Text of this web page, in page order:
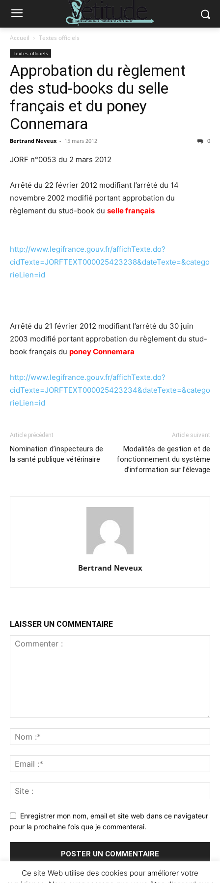
Accueil Textes officiels
Textes officiels
Approbation du règlement
des stud-books du selle
français et du poney
Connemara
Bertrand Neveux - 15 mars 2012 0
JORF n°0053 du 2 mars 2012
Arrêté du 22 février 2012 modifiant l’arrêté du 14
novembre 2002 modifié portant approbation du
règlement du stud-book du selle français
http://www.legifrance.gouv.fr/affichTexte.do?
cidTexte=JORFTEXT000025423238&dateTexte=&catego
rieLien=id
Arrêté du 21 février 2012 modifiant l’arrêté du 30 juin
2003 modifié portant approbation du règlement du stud-
book français du poney Connemara
http://www.legifrance.gouv.fr/affichTexte.do?
cidTexte=JORFTEXT000025423234&dateTexte=&catego
rieLien=id
Article précédent
Nomination d’inspecteurs de
la santé publique vétérinaire
Article suivant
Modalités de gestion et de
fonctionnement du système
d’information sur l’élevage
Bertrand Neveux
LAISSER UN COMMENTAIRE
Enregistrer mon nom, email et site web dans ce navigateur
pour la prochaine fois que je commenterai.
Ce site Web utilise des cookies pour améliorer votre